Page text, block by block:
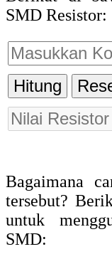
SMD Resistor:
Hitung
Bagaimana
tersebut?
untuk
SMD: